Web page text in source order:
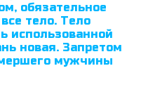
обязательное
тело. Тело
использованной
новая. Запретом
мужчины